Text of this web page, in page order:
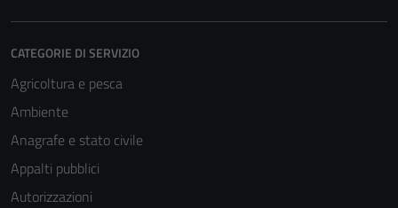
CATEGORIE DI SERVIZIO
Agricoltura e pesca
Ambiente
Anagrafe e stato civile
Appalti pubblici
Autorizzazioni